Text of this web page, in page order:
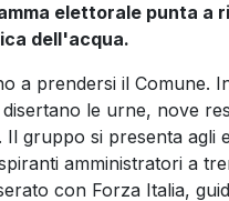
elettorale punta a
dell'acqua.
a prendersi il Comune.
le urne, nove
Il gruppo si presenta
amministratori a
con Forza Italia,